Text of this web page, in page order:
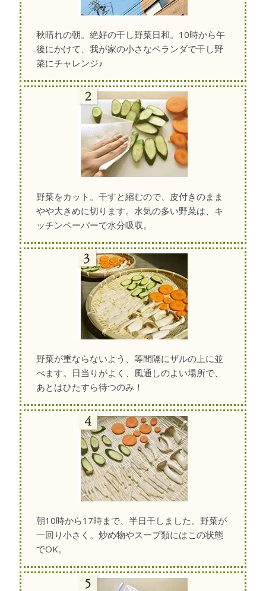
秋晴れの朝。絶好の干し野菜日和。10時から午
後にかけて、我が家の小さなベランダで干し野
菜にチャレンジ♪
野菜をカット。干すと縮むので、皮付きのまま
やや大きめに切ります。水気の多い野菜は、キ
ッチンペーパーで水分吸収。
野菜が重ならないよう、等間隔にザルの上に並
べます。日当りがよく、風通しのよい場所で、
あとはひたすら待つのみ！
朝10時から17時まで、半日干しました。野菜が
一回り小さく。炒め物やスープ類にはこの状態
でOK。